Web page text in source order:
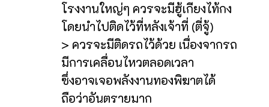
โรงงานใหญ่ๆ ควรจะมีฮู้เกียงไท้กง
โดยนำไปติดไว้ที่หลังเจ้าที่ (ตี่จู้)
> ควรจะมีติดรถไว้ด้วย เนื่องจากรถ
มีการเคลื่อนไหวตลอดเวลา
ซึ่งอาจเจอพลังงานทองพิฆาตได้
ถือว่าอันตรายมาก